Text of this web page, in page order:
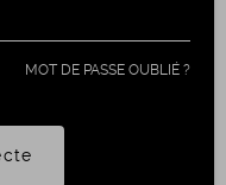
MOT DE PASSE OUBLIÉ ?